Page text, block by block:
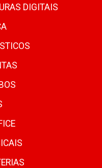
DIGITAIS